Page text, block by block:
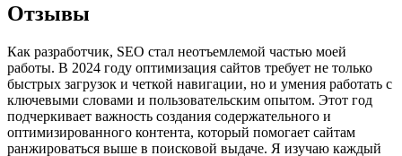
Отзывы
Как разработчик, SEO стал неотъемлемой частью моей
работы. В 2024 году оптимизация сайтов требует не только
быстрых загрузок и четкой навигации, но и умения работать с
ключевыми словами и пользовательским опытом. Этот год
подчеркивает важность создания содержательного и
оптимизированного контента, который помогает сайтам
ранжироваться выше в поисковой выдаче. Я изучаю каждый